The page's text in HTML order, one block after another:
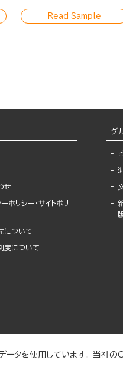
Read Sample
せ
ポリシー・サイトポリ
について
度について
グ
タを使用しています。 当社の